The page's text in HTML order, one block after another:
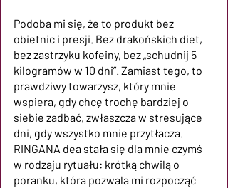
Podoba mi się, że to produkt bez
obietnic i presji. Bez drakońskich diet,
bez zastrzyku kofeiny, bez „schudnij 5
kilogramów w 10 dni”. Zamiast tego, to
prawdziwy towarzysz, który mnie
wspiera, gdy chcę trochę bardziej o
siebie zadbać, zwłaszcza w stresujące
dni, gdy wszystko mnie przytłacza.
RINGANA dea stała się dla mnie czymś
w rodzaju rytuału: krótką chwilą o
poranku, która pozwala mi rozpocząć